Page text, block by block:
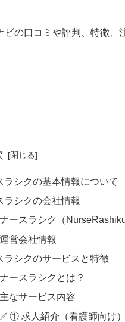
ビの口コミや評判、特徴、
ラシクの基本情報について
ラシクの会社情報
ースラシク（
営会社情報
ラシクのサービスと特徴
ースラシクとは？
なサービス内容
① 求人紹介（看護師向け）